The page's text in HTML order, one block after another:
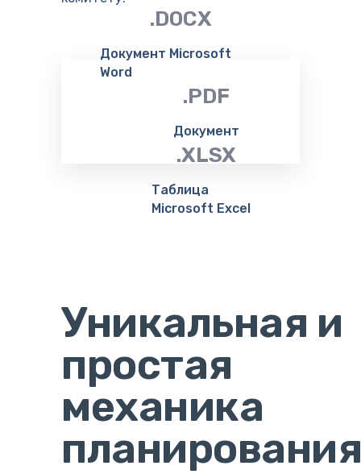
.DOCX
Документ Microsoft
Word
.PDF
Документ
.XLSX
Таблица
Microsoft Excel
Уникальная и
простая
механика
планирования